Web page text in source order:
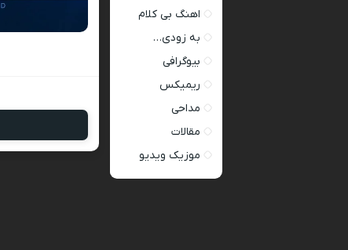
اهنگ بی کلام
به زودی…
بیوگرافی
ریمیکس
مداحی
مقالات
موزیک ویدیو